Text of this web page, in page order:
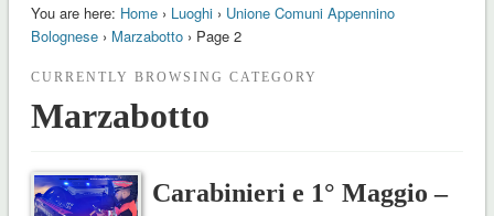
You are here: Home› Luoghi› Unione Comuni Appennino
Bolognese› Marzabotto› Page 2
CURRENTLY BROWSING CATEGORY
Marzabotto
Carabinieri e 1° Maggio –